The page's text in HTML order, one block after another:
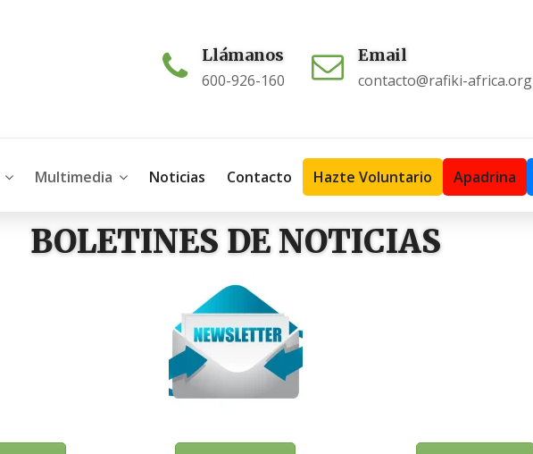
Llámanos
600-926-160
Email
contacto@rafiki-africa.org
Multimedia Noticias Contacto Hazte Voluntario Apadrina
BOLETINES DE NOTICIAS